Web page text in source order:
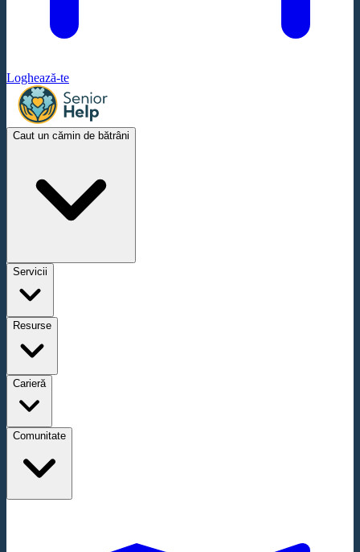
Loghează-te
Caut un cămin de bătrâni
Servicii
Resurse
Carieră
Comunitate